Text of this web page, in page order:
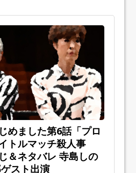
めました第6話「プロ
トルマッチ殺人事
＆ネタバレ 寺島しの
スト出演